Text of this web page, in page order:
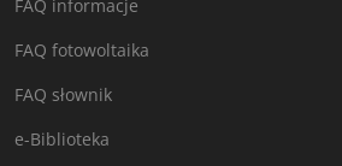
FAQ informacje
FAQ fotowoltaika
FAQ słownik
e-Biblioteka